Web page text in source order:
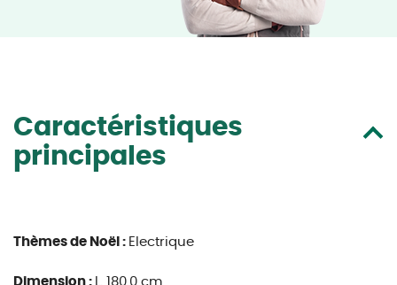
Caractéristiques
principales
Thèmes de Noël : Electrique
Dimension : L. 180.0 cm